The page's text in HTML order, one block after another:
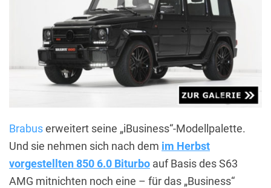
Brabuserweitert seine „iBusiness“-Modellpalette.
Und sie nehmen sich nach dem im Herbst
vorgestellten 850 6.0 Biturbo auf Basis des S63
AMG mitnichten noch eine – für das „Business“